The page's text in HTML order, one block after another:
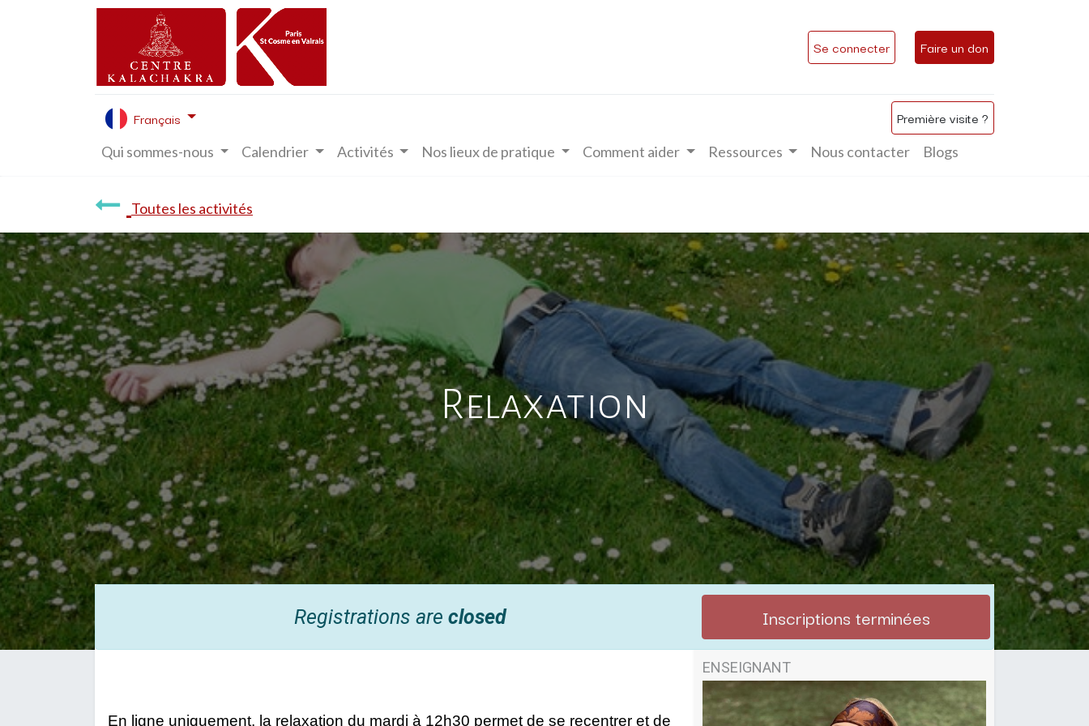
Se connecter Faire un don
Français Première visite ?
Qui sommes-nous Calendrier Activités Nos lieux de pratique Comment aider Ressources Nous contacter Blogs
Toutes les activités
Relaxation
Registrations are closed Inscriptions terminées
En ligne uniquement, la relaxation du mardi à 12h30 permet de se recentrer et de
ENSEIGNANT